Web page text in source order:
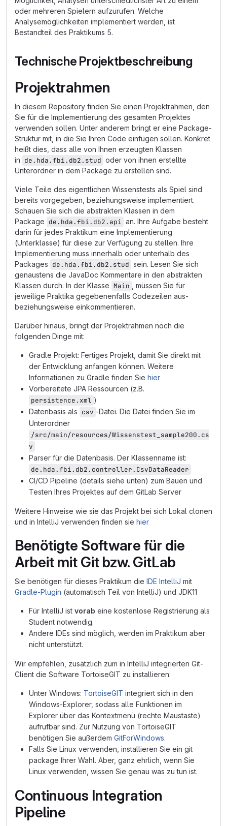
oder mehreren Spielern aufzurufen. Welche
Analysemöglichkeiten implementiert werden, ist
Bestandteil des Praktikums 5.
Technische Projektbeschreibung
Projektrahmen
In diesem Repository finden Sie einen Projektrahmen, den
Sie für die Implementierung des gesamten Projektes
verwenden sollen. Unter anderem bringt er eine Package-
Struktur mit, in die Sie Ihren Code einfügen sollen. Konkret
heißt dies, dass alle von Ihnen erzeugten Klassen
in de.hda.fbi.db2.stud oder von ihnen erstellte
Unterordner in dem Package zu erstellen sind.
Viele Teile des eigentlichen Wissenstests als Spiel sind
bereits vorgegeben, beziehungsweise implementiert.
Schauen Sie sich die abstrakten Klassen in dem
Package de.hda.fbi.db2.api an. Ihre Aufgabe besteht
darin für jedes Praktikum eine Implementierung
(Unterklasse) für diese zur Verfügung zu stellen. Ihre
Implementierung muss innerhalb oder unterhalb des
Packages de.hda.fbi.db2.stud sein. Lesen Sie sich
genaustens die JavaDoc Kommentare in den abstrakten
Klassen durch. In der Klasse Main
, müssen Sie für
jeweilige Praktika gegebenenfalls Codezeilen aus-
beziehungsweise einkommentieren.
Darüber hinaus, bringt der Projektrahmen noch die
folgenden Dinge mit:
Gradle Projekt: Fertiges Projekt, damit Sie direkt mit
der Entwicklung anfangen können. Weitere
Informationen zu Gradle finden Sie hier
Vorbereitete JPA Ressourcen (z.B.
persistence.xml )
Datenbasis als csv -Datei. Die Datei finden Sie im
Unterordner
/src/main/resources/Wissenstest_sample200.cs
v
Parser für die Datenbasis. Der Klassenname ist:
de.hda.fbi.db2.controller.CsvDataReader
CI/CD Pipeline (details siehe unten) zum Bauen und
Testen Ihres Projektes auf dem GitLab Server
Weitere Hinweise wie sie das Projekt bei sich Lokal clonen
und in IntelliJ verwenden finden sie hier
Benötigte Software für die
Arbeit mit Git bzw. GitLab
Sie benötigen für dieses Praktikum die IDE IntelliJ mit
Gradle-Plugin (automatisch Teil von IntelliJ) und JDK11
Für IntelliJ ist vorab eine kostenlose Registrierung als
Student notwendig.
Andere IDEs sind möglich, werden im Praktikum aber
nicht unterstützt.
Wir empfehlen, zusätzlich zum in IntelliJ integrierten Git-
Client die Software TortoiseGIT zu installieren:
Unter Windows: TortoiseGIT integriert sich in den
Windows-Explorer, sodass alle Funktionen im
Explorer über das Kontextmenü (rechte Maustaste)
aufrufbar sind. Zur Nutzung von TortoiseGIT
benötigen Sie außerdem GitForWindows.
Falls Sie Linux verwenden, installieren Sie ein git
package Ihrer Wahl. Aber, ganz ehrlich, wenn Sie
Linux verwenden, wissen Sie genau was zu tun ist.
Continuous Integration
Pipeline